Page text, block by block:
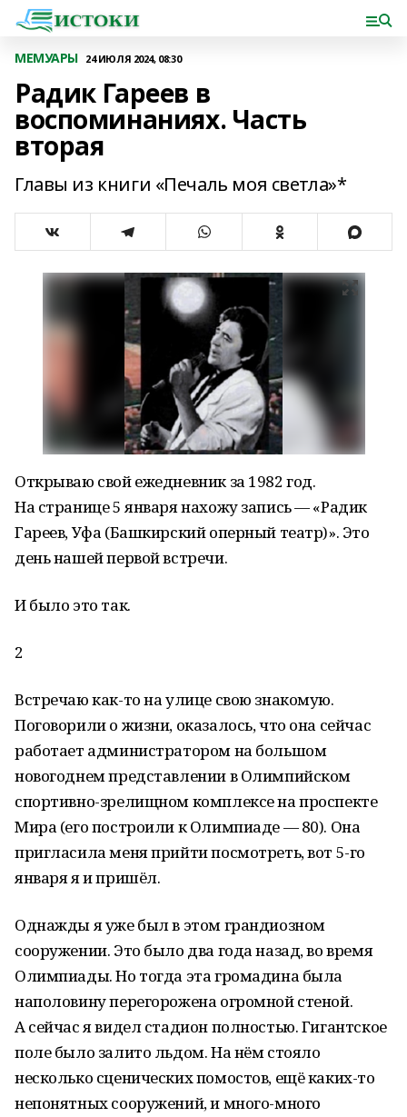
МЕМУАРЫ 24 ИЮЛЯ 2024, 08:30
Радик Гареев в
воспоминаниях. Часть
вторая
Главы из книги «Печаль моя светла»*
Открываю свой ежедневник за 1982 год.
На странице 5 января нахожу запись — «Радик
Гареев, Уфа (Башкирский оперный театр)». Это
день нашей первой встречи.
И было это так.
2
Встречаю как-то на улице свою знакомую.
Поговорили о жизни, оказалось, что она сейчас
работает администратором на большом
новогоднем представлении в Олимпийском
спортивно-зрелищном комплексе на проспекте
Мира (его построили к Олимпиаде — 80). Она
пригласила меня прийти посмотреть, вот 5-го
января я и пришёл.
Однажды я уже был в этом грандиозном
сооружении. Это было два года назад, во время
Олимпиады. Но тогда эта громадина была
наполовину перегорожена огромной стеной.
А сейчас я видел стадион полностью. Гигантское
поле было залито льдом. На нём стояло
несколько сценических помостов, ещё каких-то
непонятных сооружений, и много-много